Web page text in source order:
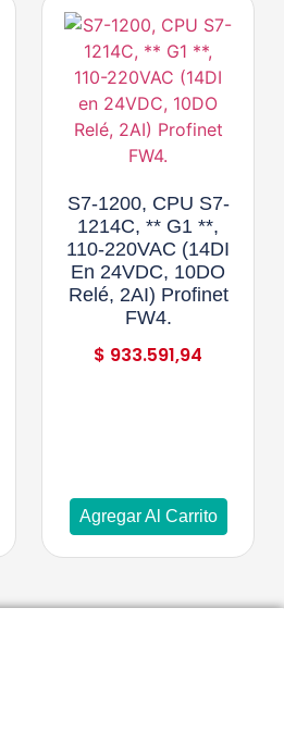
S7-1200, CPU S7-
1214C, ** G1 **,
110-220VAC (14DI
En 24VDC, 10DO
Relé, 2AI) Profinet
FW4.
$ 933.591,94
Agregar Al Carrito